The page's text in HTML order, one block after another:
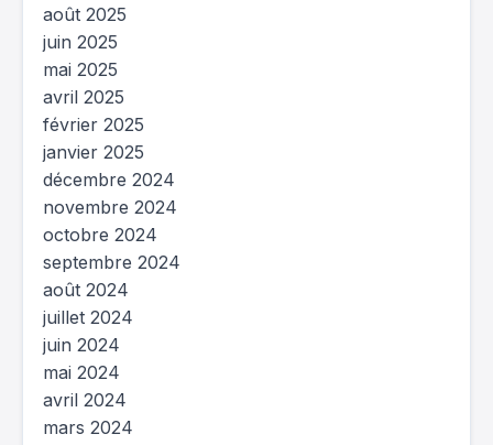
août 2025
juin 2025
mai 2025
avril 2025
février 2025
janvier 2025
décembre 2024
novembre 2024
octobre 2024
septembre 2024
août 2024
juillet 2024
juin 2024
mai 2024
avril 2024
mars 2024